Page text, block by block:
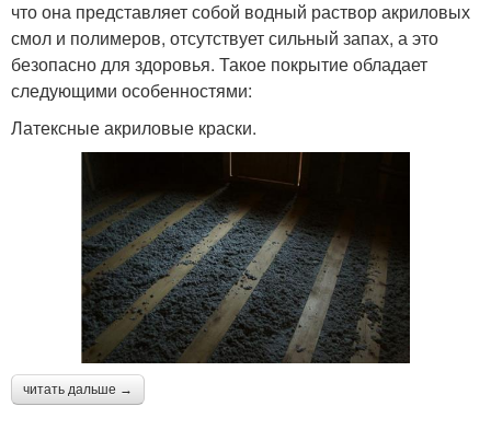
что она представляет собой водный раствор акриловых
смол и полимеров, отсутствует сильный запах, а это
безопасно для здоровья. Такое покрытие обладает
следующими особенностями:
Латексные акриловые краски.
читать дальше →